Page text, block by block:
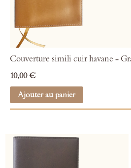
Couverture simili cuir havane -
10,00 €
Ajouter au panier